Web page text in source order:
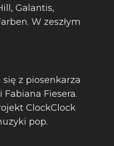
Galantis,
W zeszłym
się z piosenkarza
Fiesera.
ClockClock
pop.